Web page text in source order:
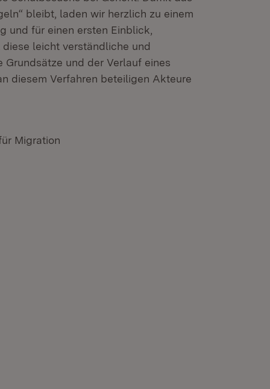
bleibt, laden wir herzlich zu einem
und für einen ersten Einblick,
leicht verständliche und
und der Verlauf eines
diesem Verfahren beteiligen Akteure
Migration